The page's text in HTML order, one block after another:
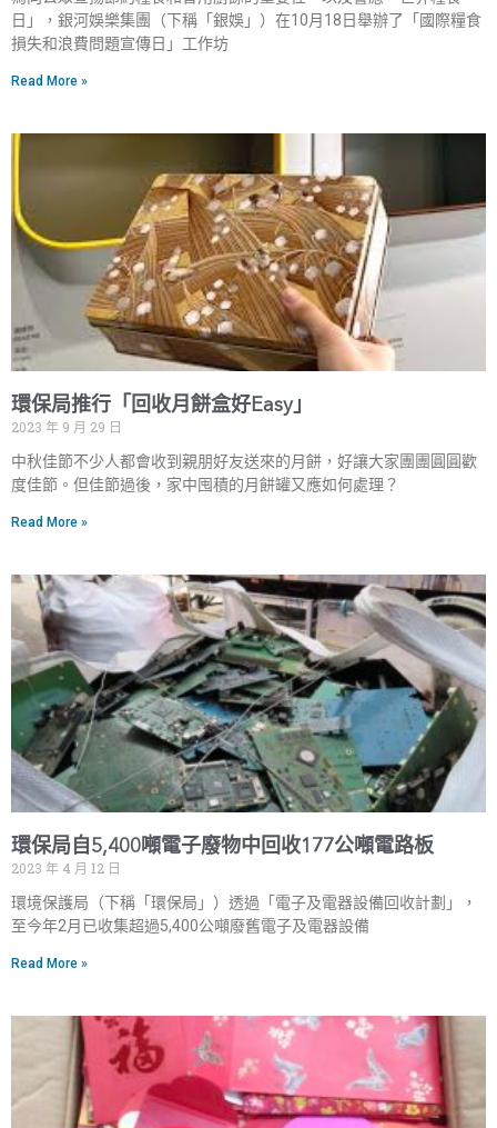
日」，銀河娛樂集團（下稱「銀娛」）在10月18日舉辦了「國際糧食
損失和浪費問題宣傳日」工作坊
Read More »
環保局推行「回收月餅盒好Easy」
2023 年 9 月 29 日
中秋佳節不少人都會收到親朋好友送來的月餅，好讓大家團團圓圓歡
度佳節。但佳節過後，家中囤積的月餅罐又應如何處理？
Read More »
環保局自5,400噸電子廢物中回收177公噸電路板
2023 年 4 月 12 日
環境保護局（下稱「環保局」）透過「電子及電器設備回收計劃」，
至今年2月已收集超過5,400公噸廢舊電子及電器設備
Read More »